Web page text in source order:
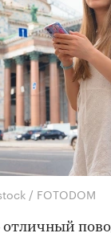
/ FOTODOM